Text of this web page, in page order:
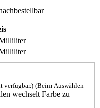
verfügbar.) (Beim Auswählen
wechselt Farbe zu